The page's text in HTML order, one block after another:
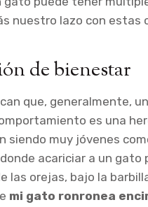
nuestro lazo con
de bienestar
que, generalmente,
es una
siendo muy jóvenes
acariciar a un gato
las orejas, bajo la
mi gato ronronea